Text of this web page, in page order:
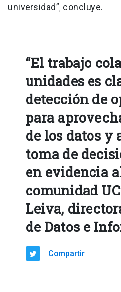
universidad”, concluye.
“El trabajo
unidades es
detección de
para
de los datos y
toma de
en evidencia
comunidad
Leiva,
de Datos e
Compartir